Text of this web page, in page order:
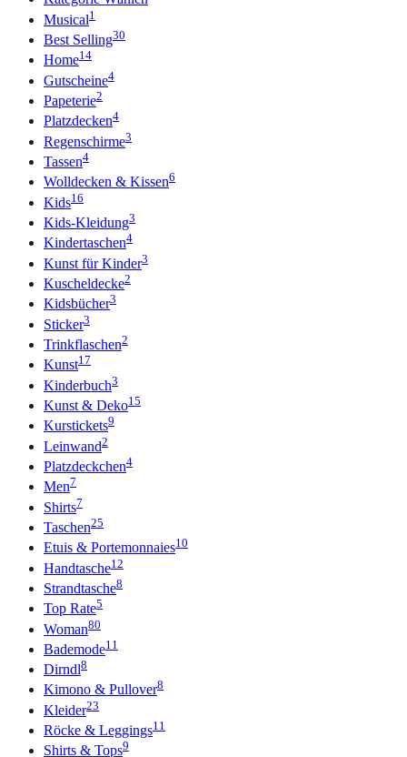
Musical1
Best Selling30
Home14
Gutscheine4
Papeterie2
Platzdecken4
Regenschirme3
Tassen4
Wolldecken & Kissen6
Kids16
Kids-Kleidung3
Kindertaschen4
Kunst für Kinder3
Kuscheldecke2
Kidsbücher3
Sticker3
Trinkflaschen2
Kunst17
Kinderbuch3
Kunst & Deko15
Kurstickets9
Leinwand2
Platzdeckchen4
Men7
Shirts7
Taschen25
Etuis & Portemonnaies10
Handtasche12
Strandtasche8
Top Rate5
Woman80
Bademode11
Dirndl8
Kimono & Pullover8
Kleider23
Röcke & Leggings11
Shirts & Tops9